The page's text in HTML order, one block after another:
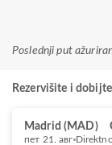
Poslednji put
Rezervišite i
Madrid (MAD)
пет 21. авг